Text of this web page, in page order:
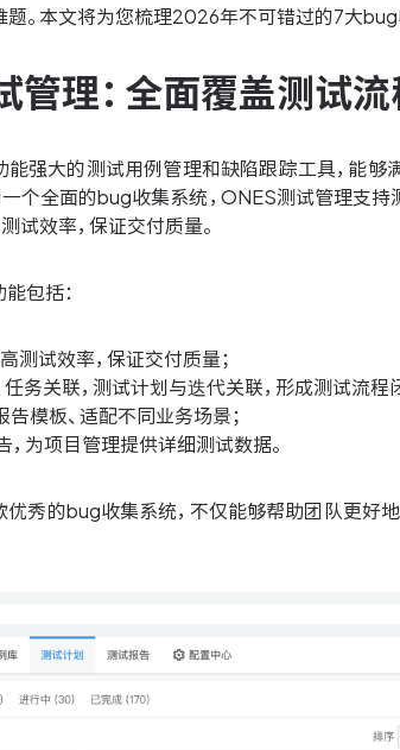
。本文将为您梳理2026年不可错过的7大
管理：全面覆盖测试
强大的测试用例管理和缺陷跟踪工具，能够
个全面的bug收集系统，ONES测试管理支持
试效率，保证交付质量。
包括：
测试效率，保证交付质量；
务关联，测试计划与迭代关联，形成测试流程
模板、适配不同业务场景；
为项目管理提供详细测试数据。
秀的bug收集系统，不仅能够帮助团队更好